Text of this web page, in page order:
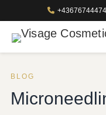
BLOG